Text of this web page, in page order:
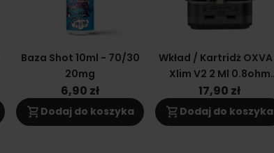
Baza Shot 10ml - 70/30
20mg
6,90 zł
shopping_cart Dodaj do koszyka
Wkład / Kartridż
Xlim V2 2 Ml 0.8ohm
(topfill)
17,90 zł
shopping_cart Dodaj do koszyka